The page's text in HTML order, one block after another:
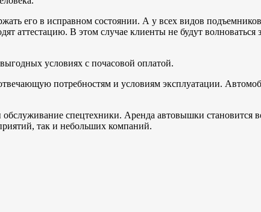
его в исправном состоянии. А у всех видов
В этом случае клиенты не будут волноваться
условиях с почасовой оплатой.
потребностям и условиям эксплуатации.
спецтехники. Аренда автовышки становится
так и небольших компаний.